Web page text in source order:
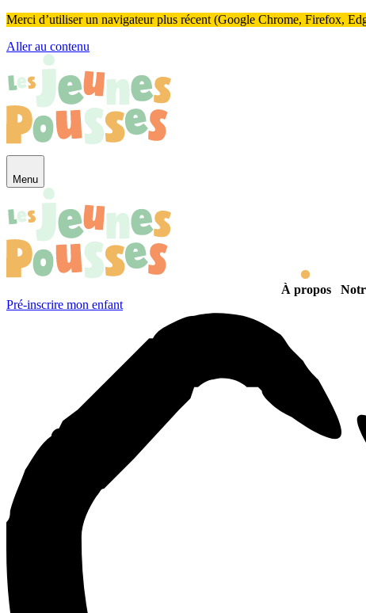
Merci d’utiliser un navigateur plus récent (Google Chrome, Firefox,
Aller au contenu
Menu
À propos
Pré-inscrire mon enfant